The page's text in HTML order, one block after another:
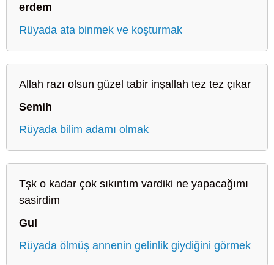
erdem
Rüyada ata binmek ve koşturmak
Allah razı olsun güzel tabir inşallah tez tez çıkar
Semih
Rüyada bilim adamı olmak
Tşk o kadar çok sıkıntım vardiki ne yapacağımı
sasirdim
Gul
Rüyada ölmüş annenin gelinlik giydiğini görmek